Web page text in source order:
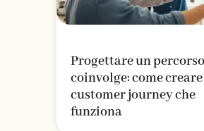
Progettare un
coinvolge: come
customer journey che
funziona